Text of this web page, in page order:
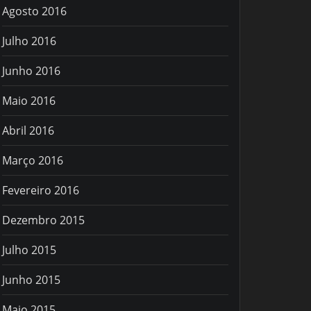
Agosto 2016
Julho 2016
Junho 2016
Maio 2016
Abril 2016
Março 2016
Fevereiro 2016
Dezembro 2015
Julho 2015
Junho 2015